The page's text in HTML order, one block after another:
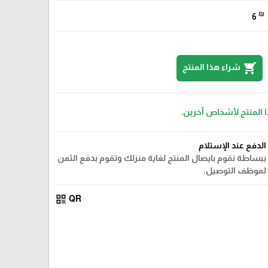
6 ₪
shopping_cart شراء هذا المنتج
المنتج لأشخاص آخرين.
الدفع عند الإستلام
ببساطة نقوم بايصال المنتج لغاية منزلك وتقوم بدفع الثمن
لموظف التوصيل.
QR
qr_code